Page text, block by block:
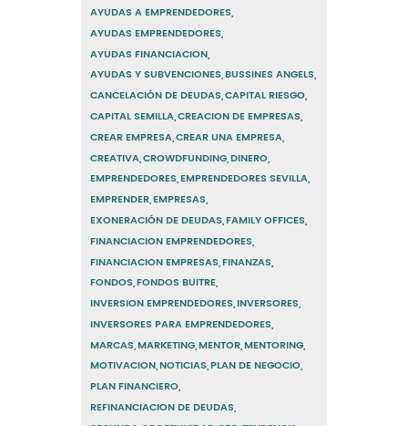
AYUDAS A EMPRENDEDORES
AYUDAS EMPRENDEDORES
AYUDAS FINANCIACION
AYUDAS Y SUBVENCIONES BUSSINES ANGELS
CANCELACIÓN DE DEUDAS CAPITAL RIESGO
CAPITAL SEMILLA CREACION DE EMPRESAS
CREAR EMPRESA CREAR UNA EMPRESA
CREATIVA CROWDFUNDING DINERO
EMPRENDEDORES EMPRENDEDORES SEVILLA
EMPRENDER EMPRESAS
EXONERACIÓN DE DEUDAS FAMILY OFFICES
FINANCIACION EMPRENDEDORES
FINANCIACION EMPRESAS FINANZAS
FONDOS FONDOS BUITRE
INVERSION EMPRENDEDORES INVERSORES
INVERSORES PARA EMPRENDEDORES
MARCAS MARKETING MENTOR MENTORING
MOTIVACION NOTICIAS PLAN DE NEGOCIO
PLAN FINANCIERO
REFINANCIACION DE DEUDAS